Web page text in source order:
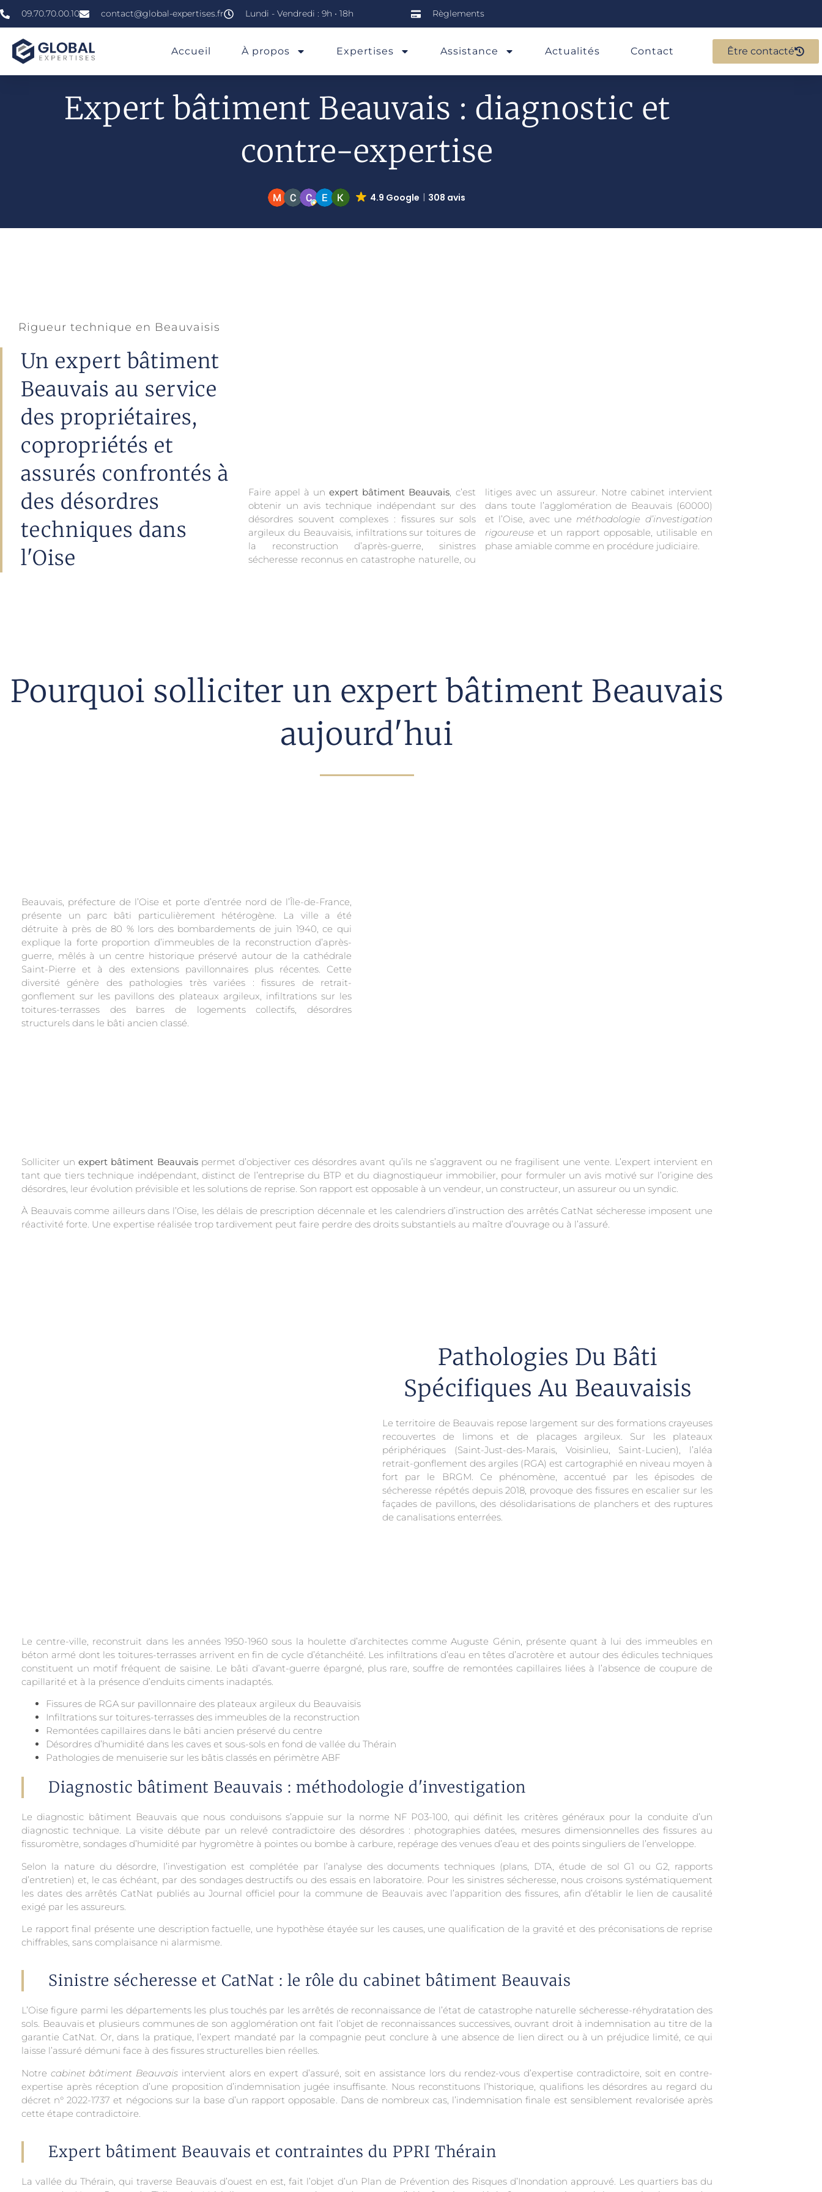
09.70.70.00.10 contact@global-expertises.fr Lundi - Vendredi : 9h • 18h Règlements
Accueil À propos Expertises Assistance Actualités Contact Être contacté
Expert bâtiment Beauvais : diagnostic et
contre-expertise
»»»Expert En Bâtiment À Beauvais
4.9 Google 308 avis
Rigueur technique en Beauvaisis
Un expert bâtiment
Beauvais au service
des propriétaires,
copropriétés et
assurés confrontés à
des désordres
techniques dans
l'Oise
Faire appel à un expert bâtiment Beauvais, c’est
obtenir un avis technique indépendant sur des
désordres souvent complexes : fissures sur sols
argileux du Beauvaisis, infiltrations sur toitures de
la reconstruction d’après-guerre, sinistres
sécheresse reconnus en catastrophe naturelle, ou
litiges avec un assureur. Notre cabinet intervient
dans toute l’agglomération de Beauvais (60000)
et l’Oise, avec une méthodologie d’investigation
rigoureuse et un rapport opposable, utilisable en
phase amiable comme en procédure judiciaire.
Pourquoi solliciter un expert bâtiment Beauvais
aujourd'hui
Beauvais, préfecture de l’Oise et porte d’entrée nord de l’Île-de-France,
présente un parc bâti particulièrement hétérogène. La ville a été
détruite à près de 80 % lors des bombardements de juin 1940, ce qui
explique la forte proportion d’immeubles de la reconstruction d’après-
guerre, mêlés à un centre historique préservé autour de la cathédrale
Saint-Pierre et à des extensions pavillonnaires plus récentes. Cette
diversité génère des pathologies très variées : fissures de retrait-
gonflement sur les pavillons des plateaux argileux, infiltrations sur les
toitures-terrasses des barres de logements collectifs, désordres
structurels dans le bâti ancien classé.
Solliciter unexpert bâtiment Beauvaispermet d’objectiver ces désordres avant qu’ils ne s’aggravent ou ne fragilisent une vente. L’expert intervient en
tant que tiers technique indépendant, distinct de l’entreprise du BTP et du diagnostiqueur immobilier, pour formuler un avis motivé sur l’origine des
désordres, leur évolution prévisible et les solutions de reprise. Son rapport est opposable à un vendeur, un constructeur, un assureur ou un syndic.
À Beauvais comme ailleurs dans l’Oise, les délais de prescription décennale et les calendriers d’instruction des arrêtés CatNat sécheresse imposent une
réactivité forte. Une expertise réalisée trop tardivement peut faire perdre des droits substantiels au maître d’ouvrage ou à l’assuré.
Pathologies Du Bâti
Spécifiques Au Beauvaisis
Le territoire de Beauvais repose largement sur des formations crayeuses
recouvertes de limons et de placages argileux. Sur les plateaux
périphériques (Saint-Just-des-Marais, Voisinlieu, Saint-Lucien), l’aléa
retrait-gonflement des argiles (RGA) est cartographié en niveau moyen à
fort par le BRGM. Ce phénomène, accentué par les épisodes de
sécheresse répétés depuis 2018, provoque des fissures en escalier sur les
façades de pavillons, des désolidarisations de planchers et des ruptures
de canalisations enterrées.
Le centre-ville, reconstruit dans les années 1950-1960 sous la houlette d’architectes comme Auguste Génin, présente quant à lui des immeubles en
béton armé dont les toitures-terrasses arrivent en fin de cycle d’étanchéité. Les infiltrations d’eau en têtes d’acrotère et autour des édicules techniques
constituent un motif fréquent de saisine. Le bâti d’avant-guerre épargné, plus rare, souffre de remontées capillaires liées à l’absence de coupure de
capillarité et à la présence d’enduits ciments inadaptés.
Fissures de RGA sur pavillonnaire des plateaux argileux du Beauvaisis
Infiltrations sur toitures-terrasses des immeubles de la reconstruction
Remontées capillaires dans le bâti ancien préservé du centre
Désordres d’humidité dans les caves et sous-sols en fond de vallée du Thérain
Pathologies de menuiserie sur les bâtis classés en périmètre ABF
Diagnostic bâtiment Beauvais : méthodologie d'investigation
Le diagnostic bâtiment Beauvais que nous conduisons s’appuie sur la norme NF P03-100, qui définit les critères généraux pour la conduite d’un
diagnostic technique. La visite débute par un relevé contradictoire des désordres : photographies datées, mesures dimensionnelles des fissures au
fissuromètre, sondages d’humidité par hygromètre à pointes ou bombe à carbure, repérage des venues d’eau et des points singuliers de l’enveloppe.
Selon la nature du désordre, l’investigation est complétée par l’analyse des documents techniques (plans, DTA, étude de sol G1 ou G2, rapports
d’entretien) et, le cas échéant, par des sondages destructifs ou des essais en laboratoire. Pour les sinistres sécheresse, nous croisons systématiquement
les dates des arrêtés CatNat publiés au Journal officiel pour la commune de Beauvais avec l’apparition des fissures, afin d’établir le lien de causalité
exigé par les assureurs.
Le rapport final présente une description factuelle, une hypothèse étayée sur les causes, une qualification de la gravité et des préconisations de reprise
chiffrables, sans complaisance ni alarmisme.
Sinistre sécheresse et CatNat : le rôle du cabinet bâtiment Beauvais
L’Oise figure parmi les départements les plus touchés par les arrêtés de reconnaissance de l’état de catastrophe naturelle sécheresse-réhydratation des
sols. Beauvais et plusieurs communes de son agglomération ont fait l’objet de reconnaissances successives, ouvrant droit à indemnisation au titre de la
garantie CatNat. Or, dans la pratique, l’expert mandaté par la compagnie peut conclure à une absence de lien direct ou à un préjudice limité, ce qui
laisse l’assuré démuni face à des fissures structurelles bien réelles.
Notre cabinet bâtiment Beauvais intervient alors en expert d’assuré, soit en assistance lors du rendez-vous d’expertise contradictoire, soit en contre-
expertise après réception d’une proposition d’indemnisation jugée insuffisante. Nous reconstituons l’historique, qualifions les désordres au regard du
décret n° 2022-1737 et négocions sur la base d’un rapport opposable. Dans de nombreux cas, l’indemnisation finale est sensiblement revalorisée après
cette étape contradictoire.
Expert bâtiment Beauvais et contraintes du PPRI Thérain
La vallée du Thérain, qui traverse Beauvais d’ouest en est, fait l’objet d’un Plan de Prévention des Risques d’Inondation approuvé. Les quartiers bas du